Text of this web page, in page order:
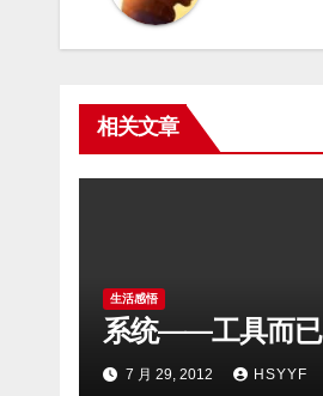
相关文章
生活感悟
系统——工具而已
7 月 29, 2012 HSYYF